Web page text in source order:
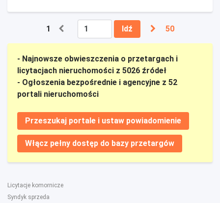
1 Idź 50
- Najnowsze obwieszczenia o przetargach i
licytacjach nieruchomości z 5026 źródeł
- Ogłoszenia bezpośrednie i agencyjne z 52
portali nieruchomości
Przeszukaj portale i ustaw powiadomienie
Włącz pełny dostęp do bazy przetargów
Licytacje komornicze
Syndyk sprzeda